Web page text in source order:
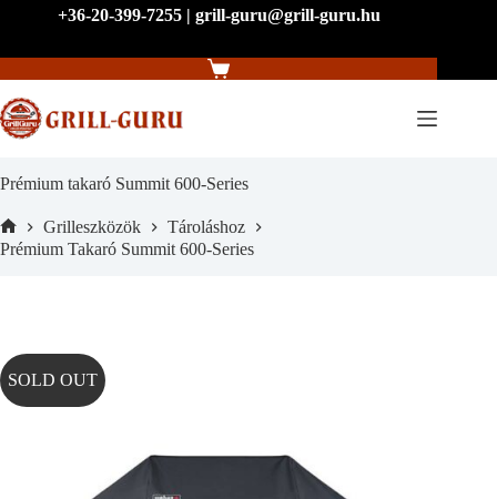
+36-20-399-7255 | grill-guru@grill-guru.hu
Shopping
Prémium takaró Summit 600-Series
Home
Grilleszközök
Tároláshoz
Prémium Takaró Summit 600-Series
SOLD OUT